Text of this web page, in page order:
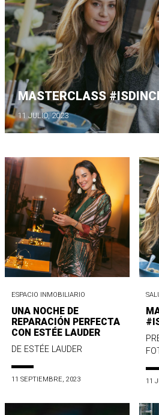
MASTERCLASS
11 JULIO, 2023
ESPACIO INMOBILIARIO
UNA NOCHE DE
REPARACIÓN PERFECTA
CON ESTÉE LAUDER
DE ESTÉE LAUDER
11 SEPTIEMBRE, 2023 11